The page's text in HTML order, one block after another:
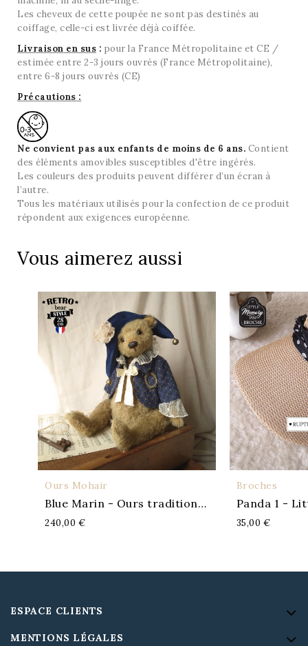
Les cheveux de cette poupée ne sont pas destinés au
coiffage, celle-ci est livrée déjà coiffée.
Livraison en sus : pour la France Métropolitaine et CE /
estimée entre 2-3 jours ouvrés (France Métropolitaine),
entre 6-8 jours ouvrés (CE)
Précautions :
Ne convient pas aux enfants de moins de 6 ans. Contient
des éléments amovibles susceptibles d'être ingérés.
Les couleurs des produits peuvent différer d’un écran à
l’autre.
Tous les matériaux utilisés pour la confection de ce produit
répondent aux exigences européenne.
Vous aimerez aussi
APERÇU
Ours Mohair
Blue Marin - Ours traditionnel
240,00 €
Broches
Panda 1 -
35,00 €
ESPACE CLIENTS
MENTIONS LÉGALES